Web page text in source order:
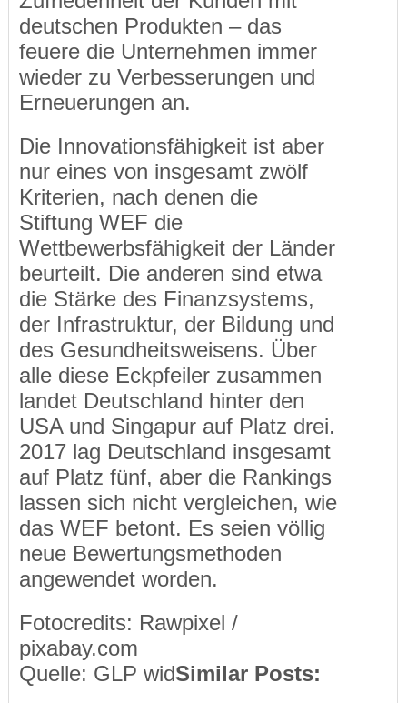
deutschen Produkten – das
feuere die Unternehmen immer
wieder zu Verbesserungen und
Erneuerungen an.
Die Innovationsfähigkeit ist aber
nur eines von insgesamt zwölf
Kriterien, nach denen die
Stiftung WEF die
Wettbewerbsfähigkeit der Länder
beurteilt. Die anderen sind etwa
die Stärke des Finanzsystems,
der Infrastruktur, der Bildung und
des Gesundheitsweisens. Über
alle diese Eckpfeiler zusammen
landet Deutschland hinter den
USA und Singapur auf Platz drei.
2017 lag Deutschland insgesamt
auf Platz fünf, aber die Rankings
lassen sich nicht vergleichen, wie
das WEF betont. Es seien völlig
neue Bewertungsmethoden
angewendet worden.
Fotocredits: Rawpixel /
pixabay.com
Quelle: GLP widSimilar Posts: